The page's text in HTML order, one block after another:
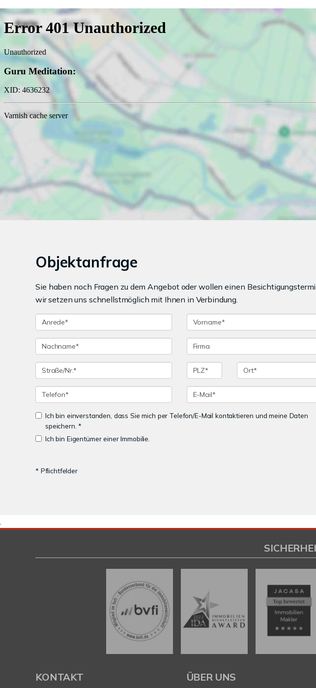
Objektanfrage
Sie haben noch Fragen zu dem Angebot oder wollen einen
wir setzen uns schnellstmöglich mit Ihnen in Verbindung.
Ich bin einverstanden, dass Sie mich per Telefon/E-Mail kontaktieren und meine Daten
speichern. *
Ich bin Eigentümer einer Immobilie.
* Pflichtfelder
.
KONTAKT ÜBER UNS